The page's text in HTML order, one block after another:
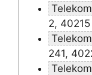
2,
241,